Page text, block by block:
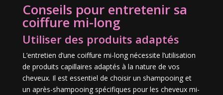
Conseils pour entretenir sa
coiffure mi-long
Utiliser des produits adaptés
L’entretien d’une coiffure mi-long nécessite l’utilisation
de produits capillaires adaptés à la nature de vos
cheveux. Il est essentiel de choisir un shampooing et
un après-shampooing spécifiques pour les cheveux mi-